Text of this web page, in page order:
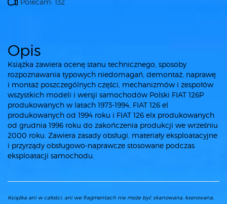
Polecam: 132
Opis
Książka zawiera ocenę stanu technicznego, sposoby
rozpoznawania typowych niedomagań, demontaż, naprawę
i montaż poszczególnych części, mechanizmów i zespołów
wszystkich modeli i wersji samochodów Polski FIAT 126P
produkowanych w latach 1973-1994, FIAT 126 el
produkowanych od 1994 roku i FIAT 126 elx produkowanych
od grudnia 1996 roku do zakończenia produkcji we wrześniu
2000 roku. Zawiera zasady obsługi, materiały eksploatacyjne
i przyrządy obsługowo-naprawcze stosowane podczas
eksploatacji samochodu.
Książka ani w całości, ani we fragmentach nie może być skanowana, kserowana,